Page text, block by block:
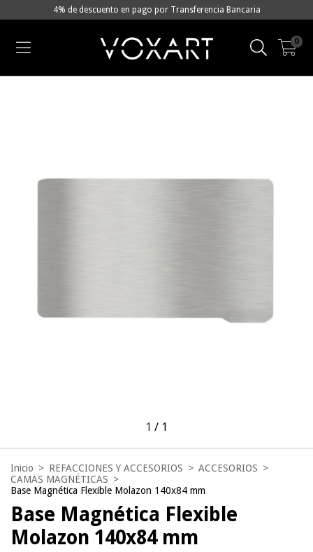
4% de descuento en pago por Transferencia Bancaria
0
1 / 1
Inicio > REFACCIONES Y ACCESORIOS > ACCESORIOS >
CAMAS MAGNÉTICAS >
Base Magnética Flexible Molazon 140x84 mm
Base Magnética Flexible
Molazon 140x84 mm